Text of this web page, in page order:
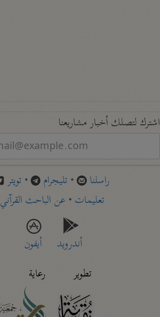
اشترك لتصلك أخبار مشاريعنا
راسلنا • تليجرام • تويتر
تعليمات• عن الباحث القرآني
أندرويد
أيفون
تطوير
رعاية